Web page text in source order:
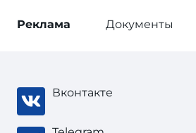
Реклама Документы
Вконтакте